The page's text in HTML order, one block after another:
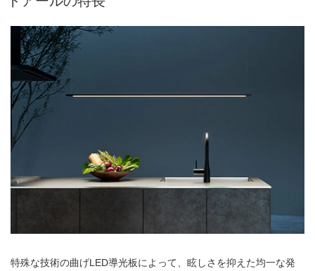
特殊な技術の曲げLED導光板によって、眩しさを抑えた均一な発